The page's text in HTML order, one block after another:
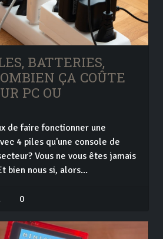
BATTERIES,
ÇA COÛTE
PC OU
de faire fonctionner une
4 piles qu'une console de
Vous ne vous êtes jamais
bien nous si, alors...
0